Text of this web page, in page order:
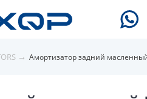
→ Амортизатор задний